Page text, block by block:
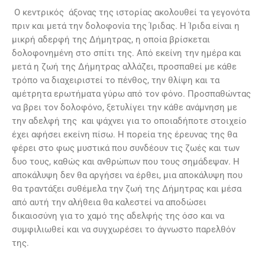
Ο κεντρικός άξονας της ιστορίας ακολουθεί τα γεγονότα
πριν και μετά την δολοφονία της Ίριδας. Η Ίριδα είναι η
μικρή αδερφή της Δήμητρας, η οποία βρίσκεται
δολοφονημένη στο σπίτι της. Από εκείνη την ημέρα και
μετά η ζωή της Δήμητρας αλλάζει, προσπαθεί με κάθε
τρόπο να διαχειριστεί το πένθος, την θλίψη και τα
αμέτρητα ερωτήματα γύρω από τον φόνο. Προσπαθώντας
να βρει τον δολοφόνο, ξετυλίγει την κάθε ανάμνηση με
την αδελφή της και ψάχνει για το οποιαδήποτε στοιχείο
έχει αφήσει εκείνη πίσω. Η πορεία της έρευνας της θα
φέρει στο φως μυστικά που συνδέουν τις ζωές και των
δυο τους, καθώς και ανθρώπων που τους σημάδεψαν. Η
αποκάλυψη δεν θα αργήσει να έρθει, μια αποκάλυψη που
θα τραντάξει συθέμελα την ζωή της Δήμητρας και μέσα
από αυτή την αλήθεια θα καλεστεί να αποδώσει
δικαιοσύνη για το χαμό της αδελφής της όσο και να
συμφιλιωθεί και να συγχωρέσει το άγνωστο παρελθόν
της.